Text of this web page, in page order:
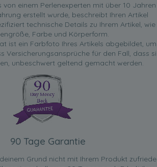
von einem Perlenexperten mit über 10 Jahren
erstellt wurde, beschreibt Ihren Artikel
technische Details zu Ihrem Artikel, wie
Farbe und Körperform.
ist ein Farbfoto Ihres Artikels abgebildet, um
Versicherungsansprüche für den Fall, dass
unbeschwert geltend gemacht werden.
90 Tage Garantie
Grund nicht mit Ihrem Produkt